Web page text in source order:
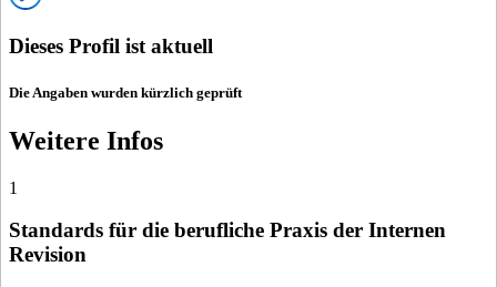
Dieses Profil ist aktuell
Die Angaben wurden kürzlich geprüft
Weitere Infos
1
Standards für die berufliche Praxis der Internen
Revision